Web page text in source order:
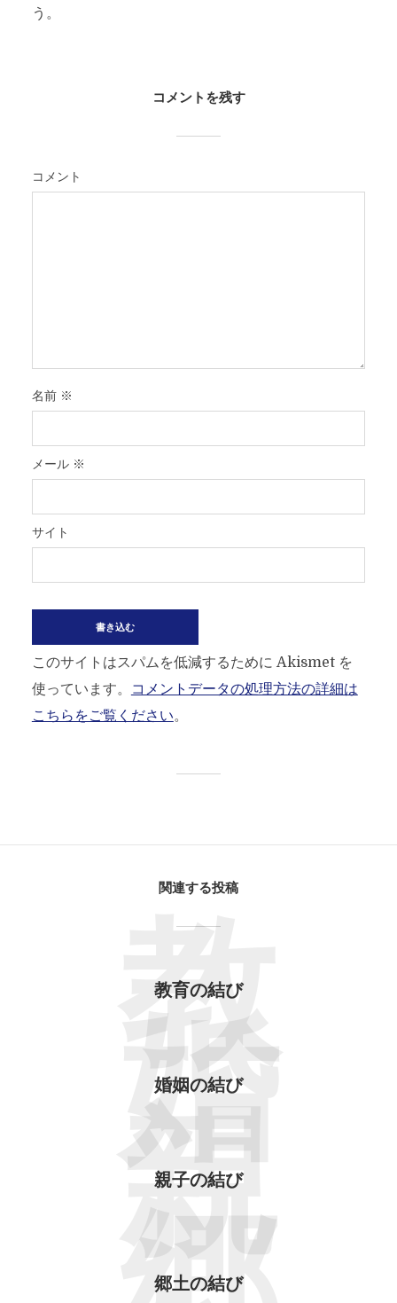
う。
コメントを残す
コメント
名前 ※
メール ※
サイト
このサイトはスパムを低減するために Akismet を
使っています。
コメントデータの処理方法の詳細は
こちらをご覧ください。
関連する投稿
教育の結び
教
婚姻の結び
婚
親子の結び
親
郷土の結び